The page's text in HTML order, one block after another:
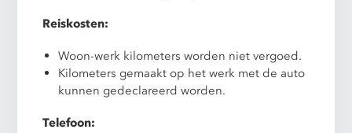
Reiskosten:
Woon-werk kilometers worden niet vergoed.
Kilometers gemaakt op het werk met de auto
kunnen gedeclareerd worden.
Telefoon: